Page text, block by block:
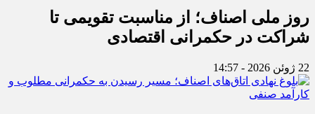
روز ملی اصناف؛ از مناسبت تقویمی تا
شراکت در حکمرانی اقتصادی
22 ژوئن 2026 - 14:57